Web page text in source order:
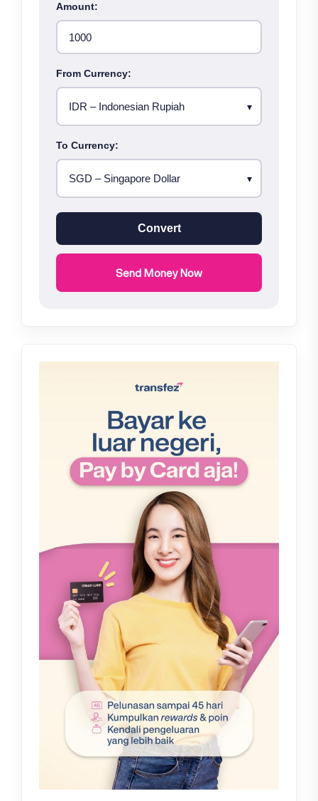
Amount:
From Currency:
To Currency:
Convert
Send Money Now